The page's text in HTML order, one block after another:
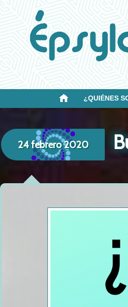
¿QUIÉNES
24 febrero 2020